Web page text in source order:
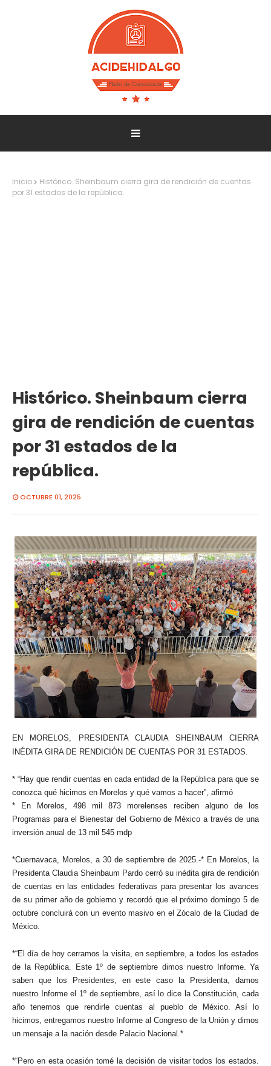
Inicio
Histórico. Sheinbaum cierra gira de rendición de cuentas
por 31 estados de la república.
Histórico. Sheinbaum cierra
gira de rendición de cuentas
por 31 estados de la
república.
OCTUBRE 01, 2025
EN MORELOS, PRESIDENTA CLAUDIA SHEINBAUM CIERRA
INÉDITA GIRA DE RENDICIÓN DE CUENTAS POR 31 ESTADOS.
* “Hay que rendir cuentas en cada entidad de la República para que se
conozca qué hicimos en Morelos y qué vamos a hacer”, afirmó
* En Morelos, 498 mil 873 morelenses reciben alguno de los
Programas para el Bienestar del Gobierno de México a través de una
inversión anual de 13 mil 545 mdp
*Cuernavaca, Morelos, a 30 de septiembre de 2025.-* En Morelos, la
Presidenta Claudia Sheinbaum Pardo cerró su inédita gira de rendición
de cuentas en las entidades federativas para presentar los avances
de su primer año de gobierno y recordó que el próximo domingo 5 de
octubre concluirá con un evento masivo en el Zócalo de la Ciudad de
México.
*“El día de hoy cerramos la visita, en septiembre, a todos los estados
de la República. Este 1º de septiembre dimos nuestro Informe. Ya
saben que los Presidentes, en este caso la Presidenta, damos
nuestro Informe el 1º de septiembre, así lo dice la Constitución, cada
año tenemos que rendirle cuentas al pueblo de México. Así lo
hicimos, entregamos nuestro Informe al Congreso de la Unión y dimos
un mensaje a la nación desde Palacio Nacional.*
*“Pero en esta ocasión tomé la decisión de visitar todos los estados.